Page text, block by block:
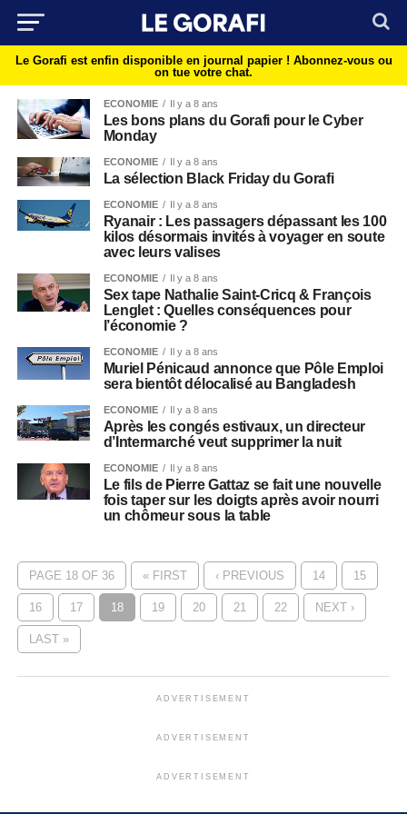
Le Gorafi est enfin disponible en journal papier ! Abonnez-vous ou
on tue votre chat.
ECONOMIE Il y a 8 ans
Les bons plans du Gorafi pour le Cyber
Monday
ECONOMIE Il y a 8 ans
La sélection Black Friday du Gorafi
ECONOMIE Il y a 8 ans
Ryanair : Les passagers dépassant les 100
kilos désormais invités à voyager en soute
avec leurs valises
ECONOMIE Il y a 8 ans
Sex tape Nathalie Saint-Cricq & François
Lenglet : Quelles conséquences pour
l’économie ?
ECONOMIE Il y a 8 ans
Muriel Pénicaud annonce que Pôle Emploi
sera bientôt délocalisé au Bangladesh
ECONOMIE Il y a 8 ans
Après les congés estivaux, un directeur
d’Intermarché veut supprimer la nuit
ECONOMIE Il y a 8 ans
Le fils de Pierre Gattaz se fait une nouvelle
fois taper sur les doigts après avoir nourri
un chômeur sous la table
PAGE 18 OF 36 « FIRST ‹ PREVIOUS 14 15
16 17 18 19 20 21 22 NEXT ›
LAST »
ADVERTISEMENT
ADVERTISEMENT
ADVERTISEMENT